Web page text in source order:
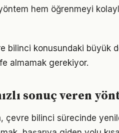
hem öğrenmeyi
bilinci konusundaki büyük
almamak gerekiyor.
sonuç veren
çevre bilinci sürecinde